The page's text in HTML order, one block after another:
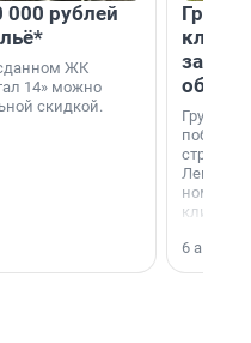
рублей
сданном ЖК
14» можно
скидкой.
Группа
области».
6